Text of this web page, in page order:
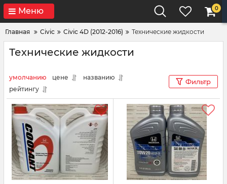
Меню 0
Главная Civic Civic 4D (2012-2016) Технические жидкости
Технические жидкости
умолчанию цене
названию
рейтингу
Фильтр